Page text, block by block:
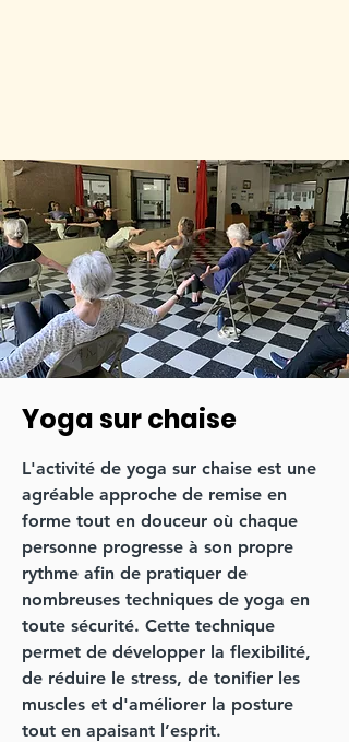
Yoga sur chaise
L'activité de yoga sur chaise est une
agréable approche de remise en
forme tout en douceur où chaque
personne progresse à son propre
rythme afin de pratiquer de
nombreuses techniques de yoga en
toute sécurité. Cette technique
permet de développer la flexibilité,
de réduire le stress, de tonifier les
muscles et d'améliorer la posture
tout en apaisant l’esprit.